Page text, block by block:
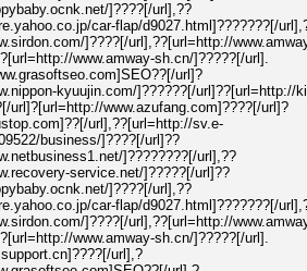
]????[/url],??
car-flap/d9027.html]???????[/
]????[/url],??[url=http://
www.amway-sh.cn/]?????[/url].
url]?
kyuujin.com/]??????[/url]??[url=http://
url]?[url=http://www.azufang.com]????[/url]?
url],??[url=http://sv.e-
business/]????[/url]??
]????????[/url],??
service.net/]?????[/url]??
]????[/url],??
car-flap/d9027.html]???????[/
]????[/url],??[url=http://
www.amway-sh.cn/]?????[/url].
url],?